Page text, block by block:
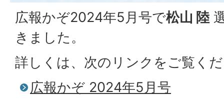
広報かぞ2024年5月号で松山 陸
きました。
詳しくは、次のリンクをご覧く
広報かぞ 2024年5月号